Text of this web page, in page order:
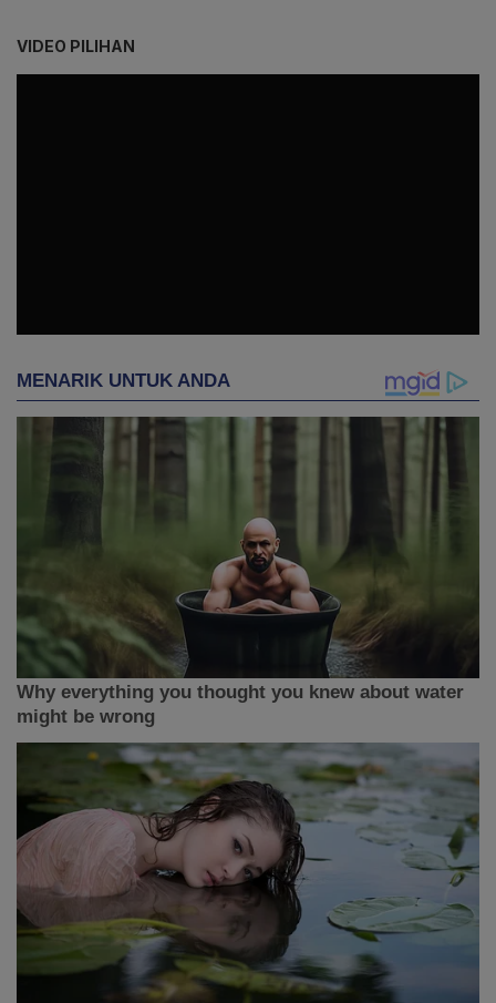
VIDEO PILIHAN